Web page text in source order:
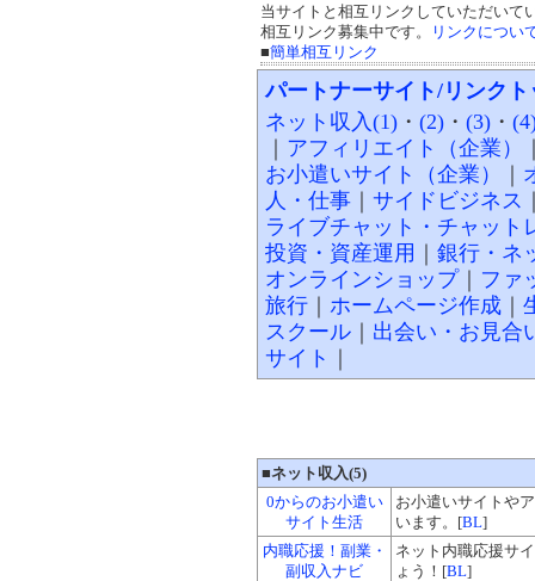
当サイトと相互リンクしていただいて
相互リンク募集中です。
リンクについ
■簡単相互リンク
パートナーサイト/リンクト
ネット収入(1) ・ (2) ・ (3) ・
｜ アフィリエイト（企業）
お小遣いサイト（企業）
｜
人・仕事 ｜ サイドビジネス
ライブチャット・チャット
投資・資産運用 ｜ 銀行・ネ
オンラインショップ｜ ファ
旅行 ｜ ホームページ作成 ｜
スクール ｜ 出会い・お見合
サイト ｜
■ネット収入(5)
0からのお小遣い
サイト生活
お小遣いサイトや
います。[BL]
内職応援！副業・
副収入ナビ
ネット内職応援サ
ょう！[BL]